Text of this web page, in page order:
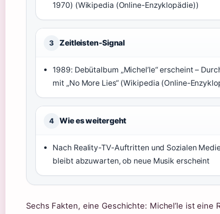
1970) (Wikipedia (Online-Enzyklopädie))
3 Zeitleisten-Signal
1989: Debütalbum „Michel’le“ erscheint –
mit „No More Lies“ (Wikipedia (Online-
4 Wie es weitergeht
Nach Reality-TV-Auftritten und Sozialen
bleibt abzuwarten, ob neue Musik erscheint
Sechs Fakten, eine Geschichte: Michel’le ist eine